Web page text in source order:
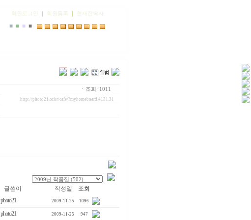
회원로그인 회원등록 현재접속자
■ ■ ■ ■
ㆍ조회: 1011
http://photo21.or.kr/cafe/?myhomeboard.4131.31
글쓴이 작성일 조회
photo21 2009-11-25 1096
photo21 2009-11-25 947